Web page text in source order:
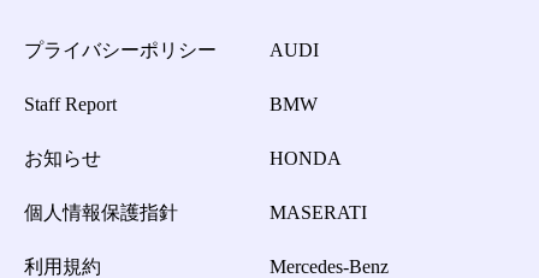
プライバシーポリシー
Staff Report
お知らせ
個人情報保護指針
利用規約
AUDI
BMW
HONDA
MASERATI
Mercedes-Benz